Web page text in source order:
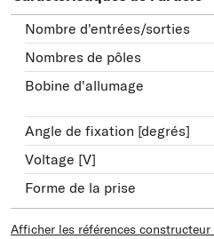
Nombre d'entrées/sorties
Nombres de pôles
Bobine d'allumage
Angle de fixation [degrés]
Voltage [V]
Forme de la prise
Afficher les références constructeur